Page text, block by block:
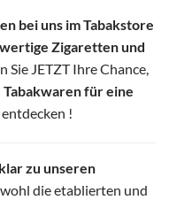
bei uns im Tabakstore
Zigaretten und
JETZT Ihre Chance,
für eine
!
zu unseren
die etablierten und